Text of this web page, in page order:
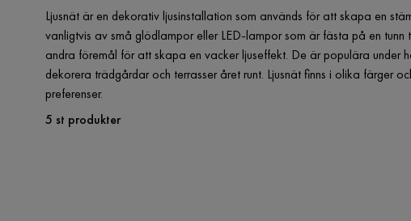
Ljusnät är en dekorativ ljusinstallation som används för att skapa en
vanligtvis av små glödlampor eller LED-lampor som är fästa på en
andra föremål för att skapa en vacker ljuseffekt. De är populära under
dekorera trädgårdar och terrasser året runt. Ljusnät finns i olika färger
preferenser.
5 st produkter